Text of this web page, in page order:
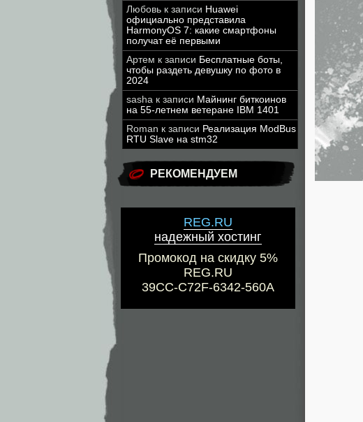
Любовь к записи Huawei
официально представила
HarmonyOS 7: какие смартфоны
получат её первыми
Артем к записи Бесплатные боты,
чтобы раздеть девушку по фото в
2024
sasha к записи Майнинг биткоинов
на 55-летнем ветеране IBM 1401
Roman к записи Реализация ModBus
RTU Slave на stm32
РЕКОМЕНДУЕМ
REG.RU
надежный хостинг
Промокод на скидку 5%
REG.RU
39CC-C72F-6342-560A